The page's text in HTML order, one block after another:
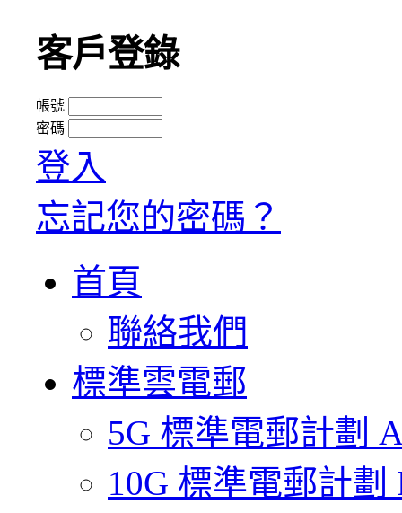
客戶登錄
帳號
密碼
登入
忘記您的密碼？
首頁
聯絡我們
標準雲電郵
5G 標準電郵計劃
10G 標準電郵計劃